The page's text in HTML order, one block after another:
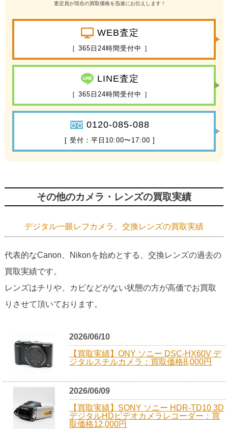
査定員が現在の買取価格を迅速にお伝えします！
WEB査定
［ 365日24時間受付中 ］
LINE査定
［ 365日24時間受付中 ］
0120-085-088
[ 受付：平日10:00〜17:00 ]
その他のカメラ・レンズの買取実績
デジタル一眼レフカメラ、交換レンズの買取実績
代表的なCanon、Nikonを始めとする、交換レンズの過去の
買取実績です。
レンズはチリや、カビなどがない状態の方が高価でお買取
りさせて頂いております。
2026/06/10
【買取実績】ONY ソニー DSC-HX60V デ
ジタルスチルカメラ：買取価格8,000円
2026/06/09
【買取実績】SONY ソニー HDR-TD10 3D
デジタルHDビデオカメラレコーダー：買
取価格12,000円